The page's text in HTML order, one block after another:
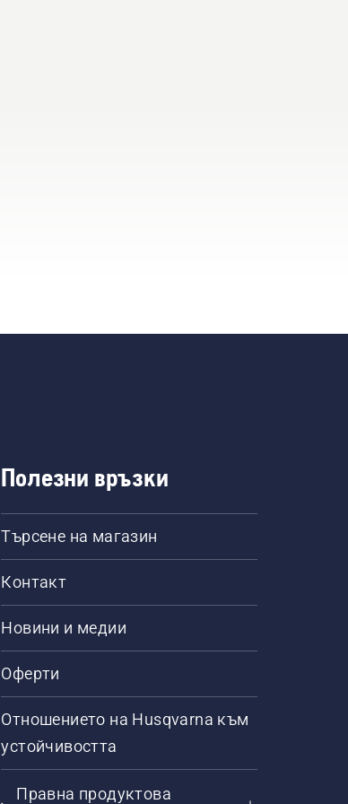
Полезни връзки
Търсене на магазин
Контакт
Новини и медии
Оферти
Отношението на Husqvarna към
устойчивостта
Правна продуктова